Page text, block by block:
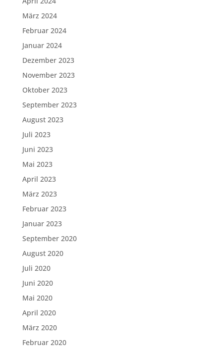
März 2024
Februar 2024
Januar 2024
Dezember 2023
November 2023
Oktober 2023
September 2023
August 2023
Juli 2023
Juni 2023
Mai 2023
April 2023
März 2023
Februar 2023
Januar 2023
September 2020
August 2020
Juli 2020
Juni 2020
Mai 2020
April 2020
März 2020
Februar 2020